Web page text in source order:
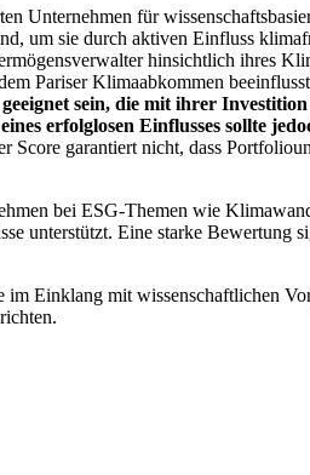
Unternehmen für
um sie durch aktiven Einfluss
hinsichtlich ihres
Pariser Klimaabkommen
sein, die mit ihrer
erfolglosen Einflusses sollte
Score garantiert nicht, dass
bei ESG-Themen wie
unterstützt. Eine starke Bewertung
Einklang mit wissenschaftlichen